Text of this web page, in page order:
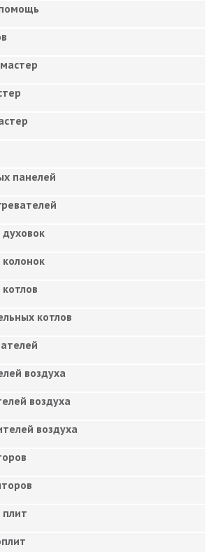
панелей
котлов
воздуха
воздуха
воздуха